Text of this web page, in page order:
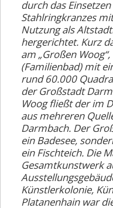
durch das
Stahlringkranzes
Nutzung als
hergerichtet. Kurz
am „Großen
(Familienbad) mit
rund 60.000
der Großstadt
Woog fließt der im
aus mehreren
Darmbach. Der
ein Badesee,
ein Fischteich. Die
Gesamtkunstwerk
Künstlerkolonie,
Platanenhain war